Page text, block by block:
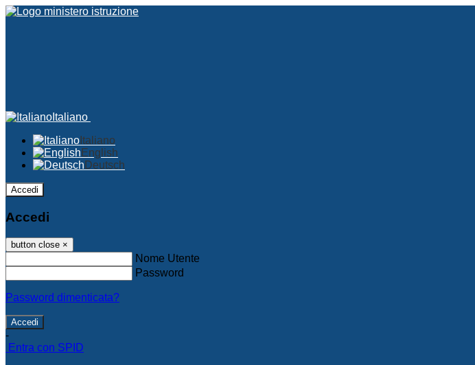
Italiano
Italiano
English
Deutsch
Accedi
Accedi
button close ×
Nome Utente
Password
Password dimenticata?
-
Entra con SPID